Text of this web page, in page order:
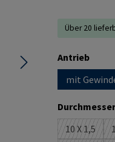
Über 20
Antrieb
mit
10 X 1,5
(Diese